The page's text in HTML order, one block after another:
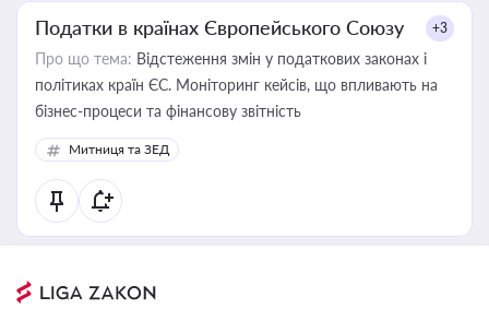
Податки в країнах Європейського Союзу +3
Про що тема: Відстеження змін у податкових законах і
політиках країн ЄС. Моніторинг кейсів, що впливають на
бізнес-процеси та фінансову звітність
Митниця та ЗЕД